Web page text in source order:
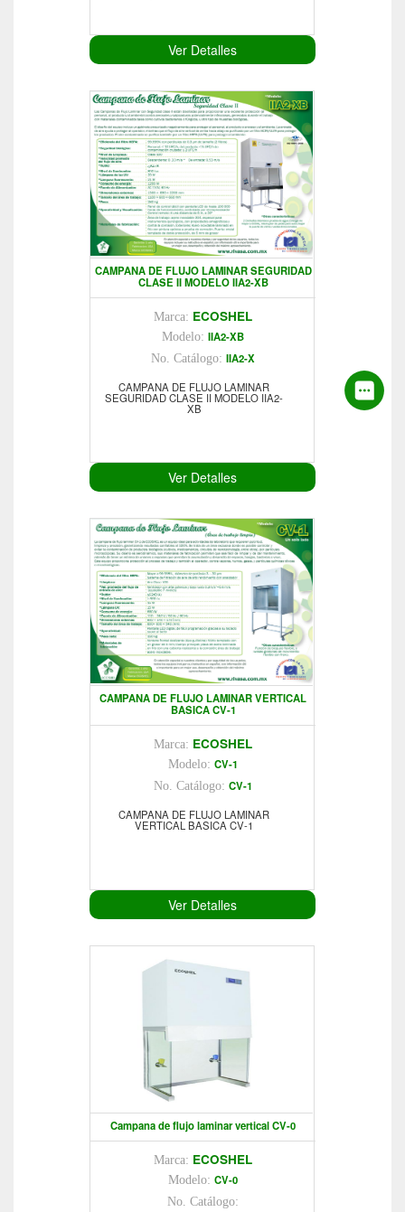
Ver Detalles
CAMPANA DE FLUJO LAMINAR SEGURIDAD
CLASE II MODELO IIA2-XB
Marca: ECOSHEL
Modelo: IIA2-XB
No. Catálogo: IIA2-X
CAMPANA DE FLUJO LAMINAR
SEGURIDAD CLASE II MODELO IIA2-
XB
Ver Detalles
CAMPANA DE FLUJO LAMINAR VERTICAL
BASICA CV-1
Marca: ECOSHEL
Modelo: CV-1
No. Catálogo: CV-1
CAMPANA DE FLUJO LAMINAR
VERTICAL BASICA CV-1
Ver Detalles
Campana de flujo laminar vertical CV-0
Marca: ECOSHEL
Modelo: CV-0
No. Catálogo: